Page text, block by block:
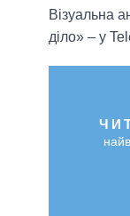
Візуальна
діло» – у